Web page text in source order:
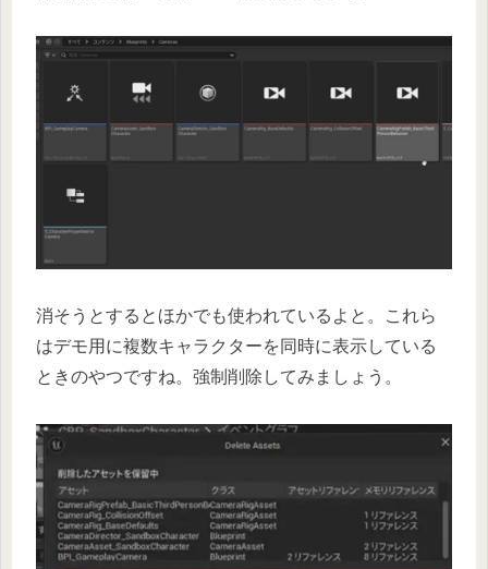
消そうとするとほかでも使われているよと。これら
はデモ用に複数キャラクターを同時に表示している
ときのやつですね。強制削除してみましょう。